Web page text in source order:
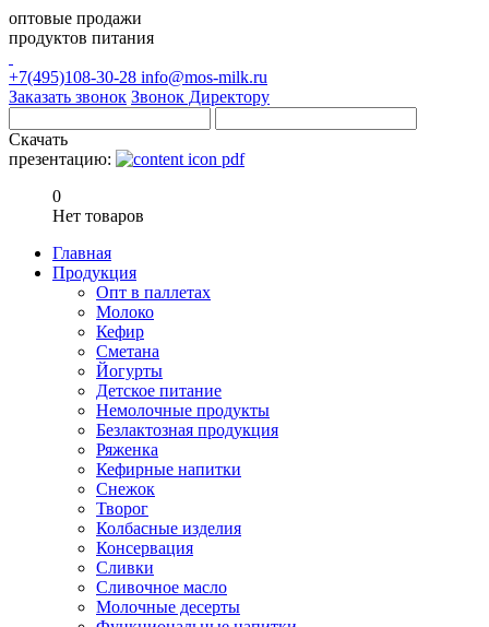
оптовые продажи
продуктов питания
+7(495)108-30-28 info@mos-milk.ru
Заказать звонок Звонок Директору
Скачать
презентацию:
0
Нет товаров
Главная
Продукция
Опт в паллетах
Молоко
Кефир
Сметана
Йогурты
Детское питание
Немолочные продукты
Безлактозная продукция
Ряженка
Кефирные напитки
Снежок
Творог
Колбасные изделия
Консервация
Сливки
Сливочное масло
Молочные десерты